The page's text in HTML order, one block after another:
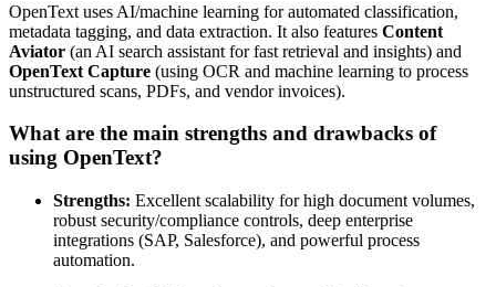
OpenText uses AI/machine learning for automated classification,
metadata tagging, and data extraction. It also features Content
Aviator (an AI search assistant for fast retrieval and insights) and
OpenText Capture (using OCR and machine learning to process
unstructured scans, PDFs, and vendor invoices).
What are the main strengths and drawbacks of
using OpenText?
Strengths: Excellent scalability for high document volumes,
robust security/compliance controls, deep enterprise
integrations (SAP, Salesforce), and powerful process
automation.